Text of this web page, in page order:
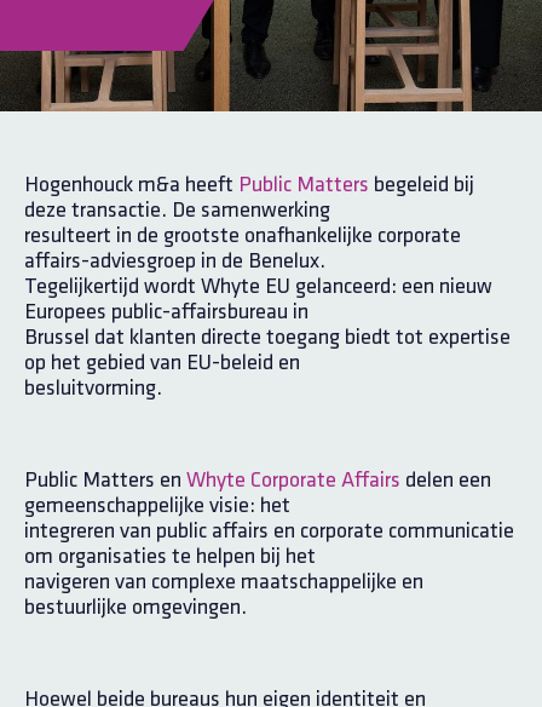
Hogenhouck m&a heeft Public Matters begeleid bij
deze transactie. De samenwerking
resulteert in de grootste onafhankelijke corporate
affairs-adviesgroep in de Benelux.
Tegelijkertijd wordt Whyte EU gelanceerd: een nieuw
Europees public-affairsbureau in
Brussel dat klanten directe toegang biedt tot expertise
op het gebied van EU-beleid en
besluitvorming.
Public Matters en Whyte Corporate Affairs delen een
gemeenschappelijke visie: het
integreren van public affairs en corporate communicatie
om organisaties te helpen bij het
navigeren van complexe maatschappelijke en
bestuurlijke omgevingen.
Hoewel beide bureaus hun eigen identiteit en